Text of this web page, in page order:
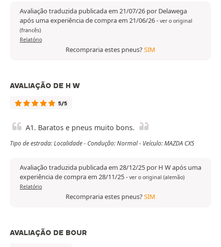
Avaliação traduzida publicada em 21/07/26 por Delawega
após uma experiência de compra em 21/06/26- ver o original
(francês)
Relatório
Recompraria estes pneus?SIM
AVALIAÇÃO DE H W
5/5
A1. Baratos e pneus muito bons.
Tipo de estrada: Localidade - Condução: Normal - Veículo: MAZDA CX5
Avaliação traduzida publicada em 28/12/25 por H W após uma
experiência de compra em 28/11/25- ver o original (alemão)
Relatório
Recompraria estes pneus?SIM
AVALIAÇÃO DE BOUR